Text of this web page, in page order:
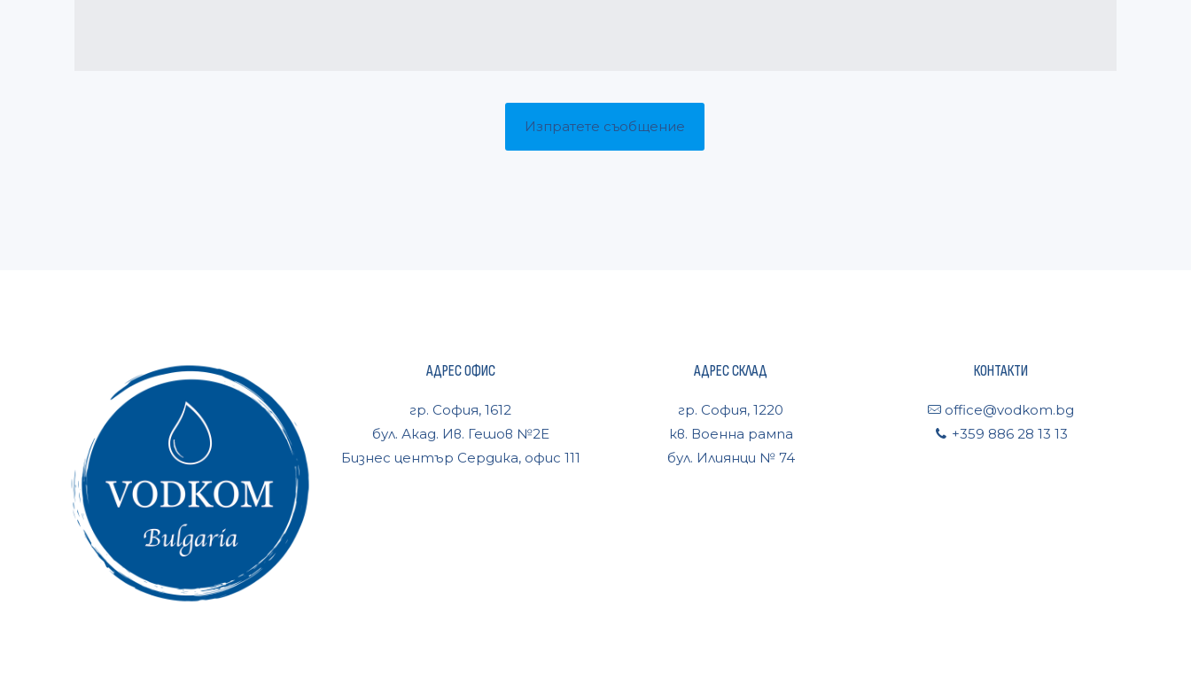
АДРЕС ОФИС
гр. София, 1612
бул. Акад. Ив. Гешов №2Е
Бизнес център Сердика, офис 111
АДРЕС СКЛАД
гр. София, 1220
кв. Военна рампа
бул. Илиянци № 74
КОНТАКТИ
office@vodkom.bg
+359 886 28 13 13